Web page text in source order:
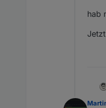
hab